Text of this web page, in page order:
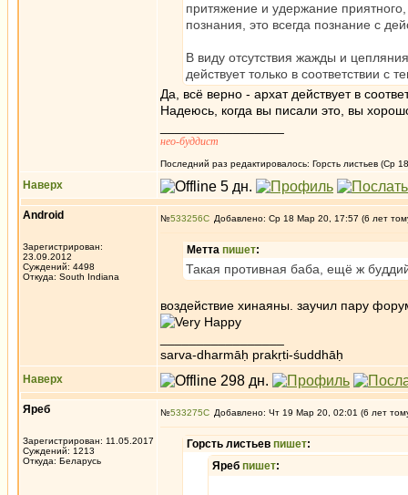
притяжение и удержание
познания, это всегда познание с
В виду отсутствия жажды и цепляния
действует только в соответствии с
Да, всё верно - архат действует в
Надеюсь, когда вы писали это, вы
нео-буддист
Последний раз редактировалось: Горсть листьев (Ср
Наверх
Android
Зарегистрирован:
23.09.2012
Суждений: 4498
Откуда: South Indiana
№533256 Добавлено: Ср 18 Мар 20, 17:57 (6 лет
Метта пишет:
Такая противная баба, ещё ж
воздействие хинаяны. заучил пару
sarva-dharmāḥ prakṛti-śuddhāḥ
Наверх
Яреб
Зарегистрирован: 11.05.2017
Суждений: 1213
Откуда: Беларусь
№533275 Добавлено: Чт 19 Мар 20, 02:01 (6 лет
Горсть листьев пишет:
Яреб пишет: